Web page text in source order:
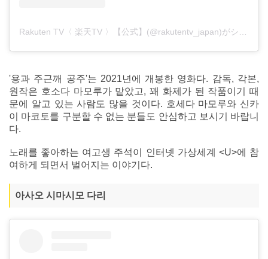
Rakuten TV〈 楽天TV 〉【公式】(@rakutentv_japan)がシェアした投稿
'용과 주근깨 공주'는 2021년에 개봉한 영화다. 감독, 각본,
원작은 호소다 마모루가 맡았고, 꽤 화제가 된 작품이기 때
문에 알고 있는 사람도 많을 것이다. 호세다 마모루와 신카
이 마코토를 구분할 수 없는 분들도 안심하고 보시기 바랍니
다.
노래를 좋아하는 여고생 주석이 인터넷 가상세계 <U>에 참
여하게 되면서 벌어지는 이야기다.
아사오 시마시모 다리